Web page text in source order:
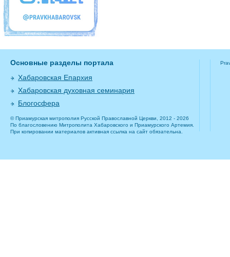
Основные разделы портала
Хабаровская Епархия
Хабаровская духовная семинария
Блогосфера
© Приамурская митрополия Русской Православной Церкви, 2012 - 2026
По благословению Митрополита Хабаровского и Приамурского Артемия.
При копировании материалов активная ссылка на сайт обязательна.